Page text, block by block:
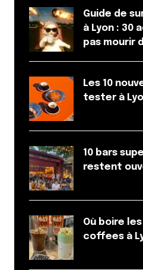
Guide de
à Lyon : 30
pas mourir
Les 10
tester à
10 bars
restent
Où boire
coffees à